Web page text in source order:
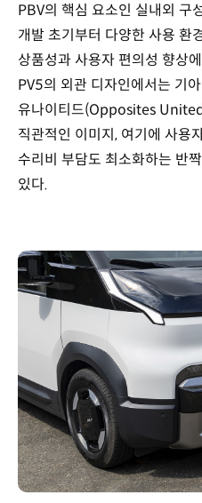
PBV의 핵심 요소인 실내외 구
개발 초기부터 다양한 사용 환
상품성과 사용자 편의성 향상
PV5의 외관 디자인에서는 기
유나이티드(Opposites
직관적인 이미지, 여기에 사용
수리비 부담도 최소화하는 반
있다.